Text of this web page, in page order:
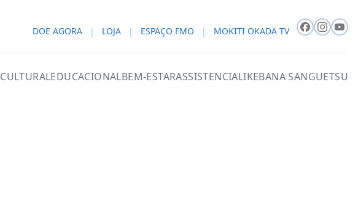
DOE AGORA LOJA ESPAÇO FMO MOKITI OKADA TV
CULTURALEDUCACIONALBEM-ESTARASSISTENCIALIKEBANA SANGUETSU